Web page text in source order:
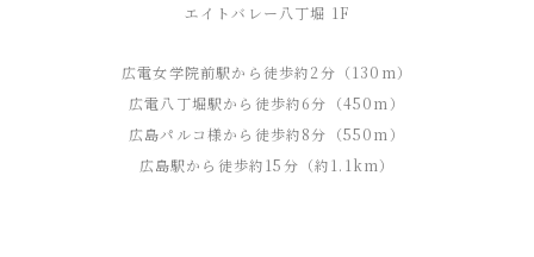
エイトバレー八丁堀 1F
広電女学院前駅から徒歩約2分（130m）
広電八丁堀駅から徒歩約6分（450m）
広島パルコ様から徒歩約8分（550m）
広島駅から徒歩約15分（約1.1km）